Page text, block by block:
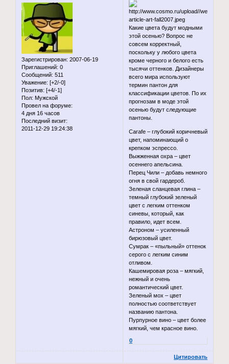
Зарегистрирован: 2007-06-19
Приглашений: 0
Сообщений: 511
Уважение: [+2/-0]
Позитив: [+4/-1]
Пол: Мужской
Провел на форуме:
4 дня 16 часов
Последний визит:
2011-12-29 19:24:38
Какие цвета будут модными
этой осенью? Вопрос не
совсем корректный,
поскольку у любого цвета
кроме черного и белого есть
тысячи оттенков. Дизайнеры
всего мира используют
термин пантон для
классификации цветов. По их
прогнозам в моде этой
осенью будут следующие
пантоны.
Carafe – глубокий коричневый
цвет, напоминающий о
крепком эспрессо.
Выжженная охра – цвет
осеннего апельсина.
Перец Чили – добавь немного
огня в свой гардероб.
Зеленая сланцевая глина –
темный глубокий зеленый
цвет с легким оттенком
синевы, который, как
правило, идет всем.
Астроном – усиленный
бирюзовый цвет.
Сумрак – «пыльный» оттенок
серого с легким синим
отливом.
Кашемировая роза – мягкий,
нежный и очень
романтический цвет.
Зеленый мох – цвет
полностью соответствует
названию пантона.
Пурпурное вино – цвет более
мягкий, чем красное вино.
0
Цитировать